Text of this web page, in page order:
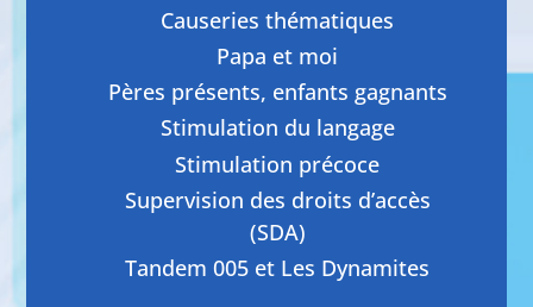
Causeries thématiques
Papa et moi
Pères présents, enfants gagnants
Stimulation du langage
Stimulation précoce
Supervision des droits d’accès
(SDA)
Tandem 005 et Les Dynamites